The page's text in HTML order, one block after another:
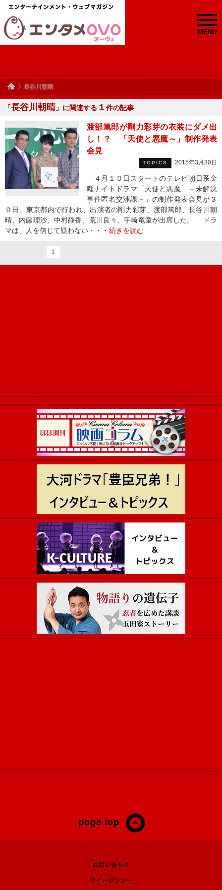
MENU
長谷川朝晴
「長谷川朝晴」に関連する １ 件の記事
渡部篤郎が剛力彩芽の衣装にダメ出
し！？ 「天使と悪魔～」制作発表
会見
TOPICS 2015年3月30日
４月１０日スタートのテレビ朝日系金
曜ナイトドラマ「天使と悪魔 －未解決
事件匿名交渉課－」の制作発表会見が３
０日、東京都内で行われ、出演者の剛力彩芽、渡部篤郎、長谷川朝
晴、内藤理沙、中村静香、荒川良々、宇崎竜童が出席した。 ドラ
マは、人を信じて疑わない・・・ 続きを読む
1